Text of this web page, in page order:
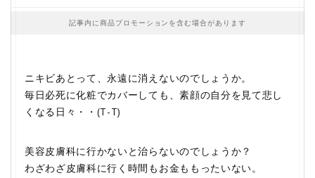
記事内に商品プロモーションを含む場合があります
ニキビあとって、永遠に消えないのでしょうか。
毎日必死に化粧でカバーしても、素顔の自分を見て悲し
くなる日々・・(T-T)
美容皮膚科に行かないと治らないのでしょうか？
わざわざ皮膚科に行く時間もお金ももったいない。